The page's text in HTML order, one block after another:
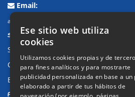
Email:
alkor@colegioalkor.com
SUGERENCIAS Y CANAL DE DENUNCIAS
Sugerencias, Quejas, Reclamaciones
Canal de denuncias
Buzón denuncia drogas CM
PRIVACIDAD
Ese sitio web utiliza
cookies
Utilizamos cookies propias y de
para fines analíticos y para mostrarte
publicidad personalizada en base a un
elaborado a partir de tus hábitos de